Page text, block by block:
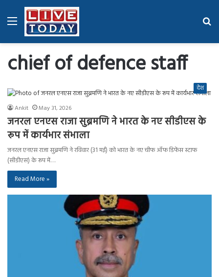
Menu
chief of defence staff
देश
Ankit May 31, 2026
जनरल एनएस राजा सुब्रमणि ने भारत के नए सीडीएस के
रूप में कार्यभार संभाला
जनरल एनएस राजा सुब्रमणि ने रविवार (31 मई) को भारत के नए चीफ ऑफ डिफेंस स्टाफ
(सीडीएस) के रूप में…
Read More »